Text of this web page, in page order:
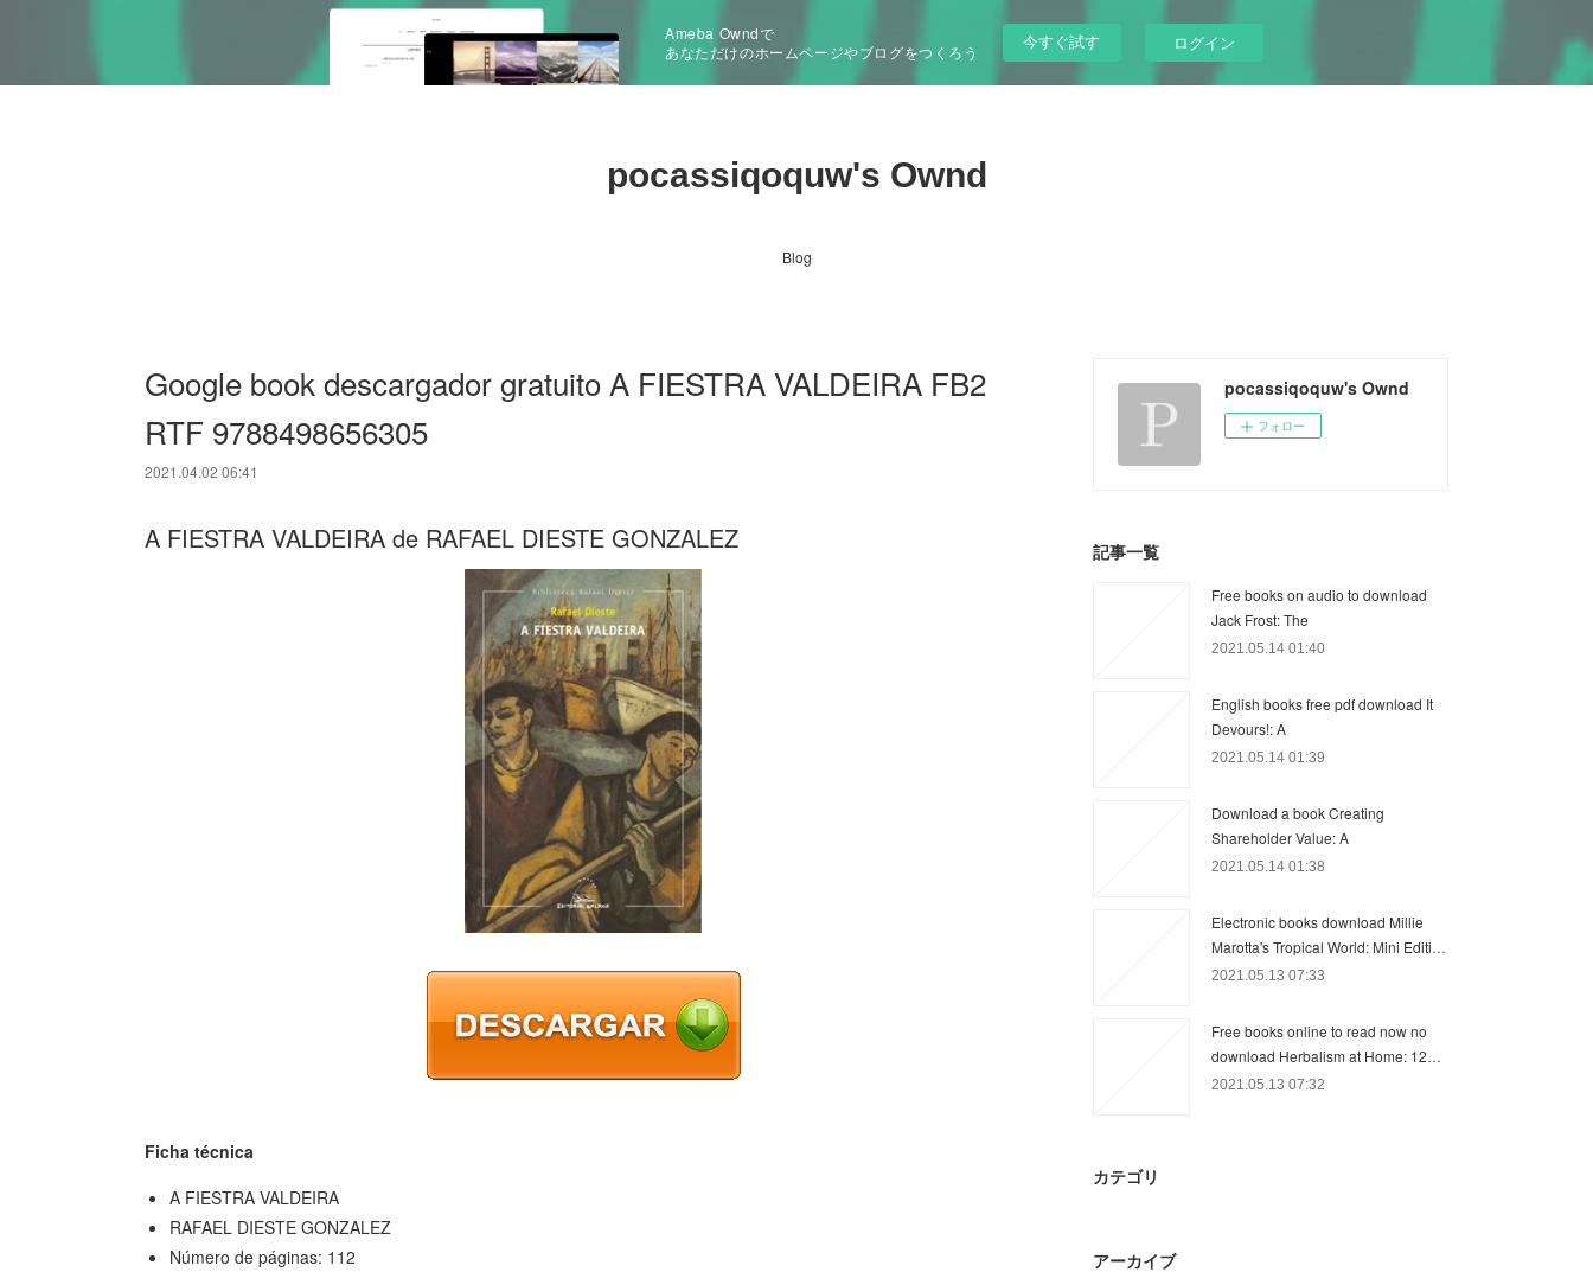
Ameba Owndで
あなただけのホームページやブログをつくろう
今すぐ試す ログイン
pocassiqoquw's Ownd
Blog
Google book descargador gratuito A FIESTRA VALDEIRA FB2
RTF 9788498656305
2021.04.02 06:41
A FIESTRA VALDEIRA de RAFAEL DIESTE GONZALEZ
Ficha técnica
A FIESTRA VALDEIRA
RAFAEL DIESTE GONZALEZ
Número de páginas: 112
pocassiqoquw's Ownd
フォロー
記事一覧
Free books on audio to download
Jack Frost: The
2021.05.14 01:40
English books free pdf download It
Devours!: A
2021.05.14 01:39
Download a book Creating
Shareholder Value: A
2021.05.14 01:38
Electronic books download Millie
Marotta's Tropical World: Mini Editi…
2021.05.13 07:33
Free books online to read now no
download Herbalism at Home: 12…
2021.05.13 07:32
カテゴリ
アーカイブ